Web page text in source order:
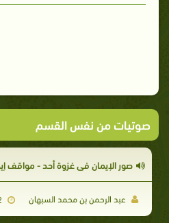
صوتيات من نفس القسم
صور الإيمان في غزوة أحد - مواقف
عبد الرحمن بن محمد السبهان